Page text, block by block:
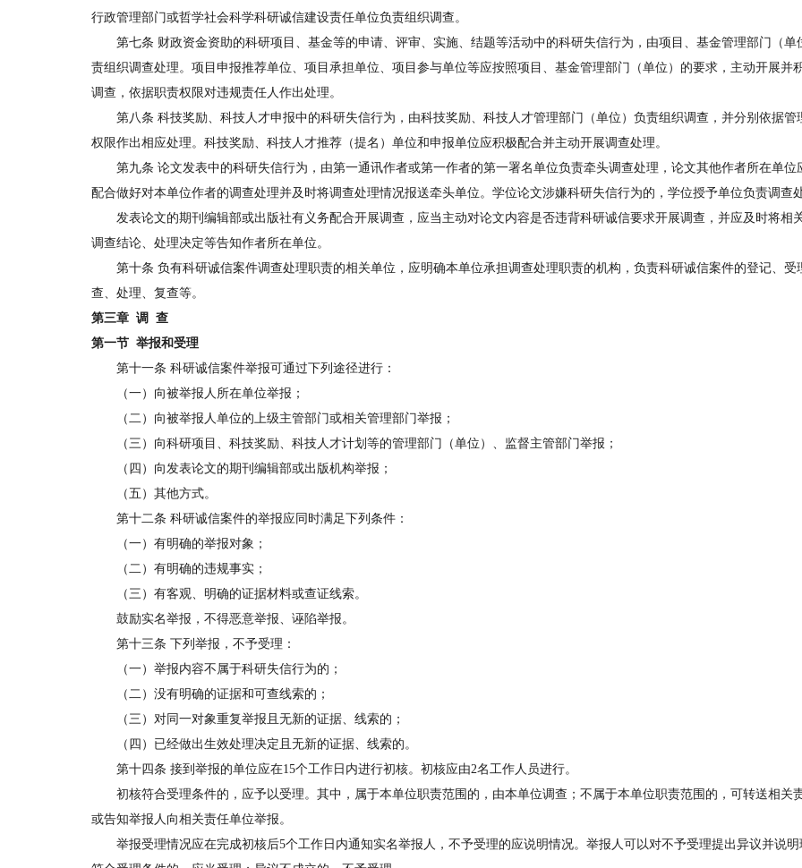
行政管理部门或哲学社会科学科研诚信建设责任单位负责组织调查。
第七条 财政资金资助的科研项目、基金等的申请、评审、实施、结题等活动中的科研失信行为，由项目、基金管理部门（单
责组织调查处理。项目申报推荐单位、项目承担单位、项目参与单位等应按照项目、基金管理部门（单位）的要求，主动开展并
调查，依据职责权限对违规责任人作出处理。
第八条 科技奖励、科技人才申报中的科研失信行为，由科技奖励、科技人才管理部门（单位）负责组织调查，并分别依据管
权限作出相应处理。科技奖励、科技人才推荐（提名）单位和申报单位应积极配合并主动开展调查处理。
第九条 论文发表中的科研失信行为，由第一通讯作者或第一作者的第一署名单位负责牵头调查处理，论文其他作者所在单位
配合做好对本单位作者的调查处理并及时将调查处理情况报送牵头单位。学位论文涉嫌科研失信行为的，学位授予单位负责调查处
发表论文的期刊编辑部或出版社有义务配合开展调查，应当主动对论文内容是否违背科研诚信要求开展调查，并应及时将相
调查结论、处理决定等告知作者所在单位。
第十条 负有科研诚信案件调查处理职责的相关单位，应明确本单位承担调查处理职责的机构，负责科研诚信案件的登记、受
查、处理、复查等。
第三章 调 查
第一节 举报和受理
第十一条 科研诚信案件举报可通过下列途径进行：
（一）向被举报人所在单位举报；
（二）向被举报人单位的上级主管部门或相关管理部门举报；
（三）向科研项目、科技奖励、科技人才计划等的管理部门（单位）、监督主管部门举报；
（四）向发表论文的期刊编辑部或出版机构举报；
（五）其他方式。
第十二条 科研诚信案件的举报应同时满足下列条件：
（一）有明确的举报对象；
（二）有明确的违规事实；
（三）有客观、明确的证据材料或查证线索。
鼓励实名举报，不得恶意举报、诬陷举报。
第十三条 下列举报，不予受理：
（一）举报内容不属于科研失信行为的；
（二）没有明确的证据和可查线索的；
（三）对同一对象重复举报且无新的证据、线索的；
（四）已经做出生效处理决定且无新的证据、线索的。
第十四条 接到举报的单位应在15个工作日内进行初核。初核应由2名工作人员进行。
初核符合受理条件的，应予以受理。其中，属于本单位职责范围的，由本单位调查；不属于本单位职责范围的，可转送相关
或告知举报人向相关责任单位举报。
举报受理情况应在完成初核后5个工作日内通知实名举报人，不予受理的应说明情况。举报人可以对不予受理提出异议并说明